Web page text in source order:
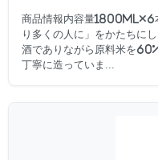
商品情報内容量1800ml×6
り多くの人に」をかたちに
酒でありながら原料米を
丁寧に造っていま...